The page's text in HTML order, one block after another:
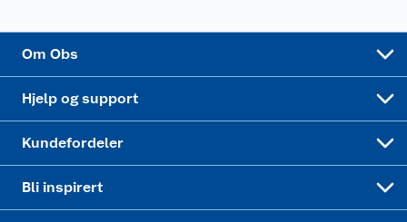
Om Obs
Hjelp og support
Kundefordeler
Bli inspirert